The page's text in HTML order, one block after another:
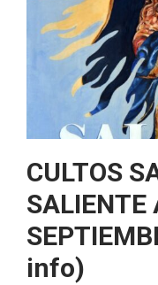
CULTOS
SALIENTE
info)